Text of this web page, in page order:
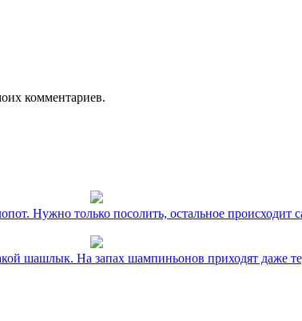
комментариев.
Нужно только посолить, остальное происходит
шашлык. На запах шампиньонов приходят даже